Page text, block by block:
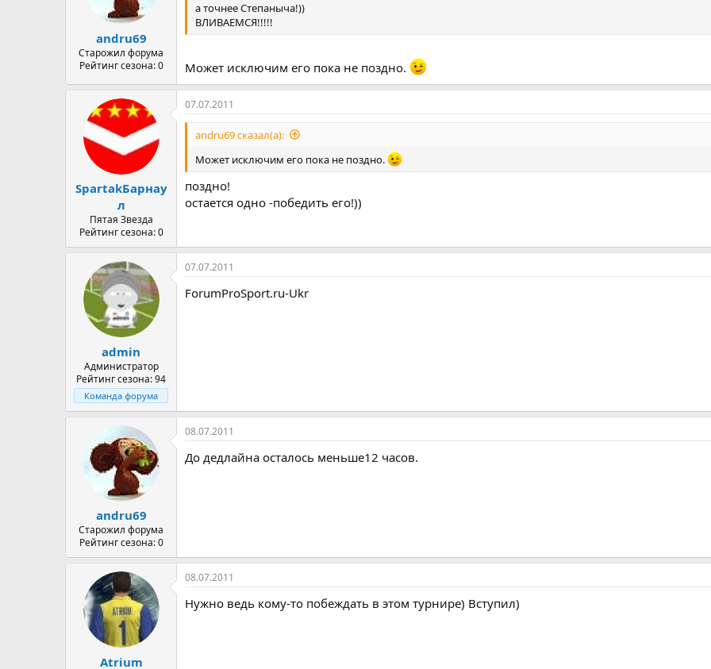
andru69
Старожил форума
Рейтинг сезона: 0
а точнее Степаныча!))
ВЛИВАЕМСЯ!!!!!
Может исключим его пока не поздно.
SpartakБарнау
л
Пятая Звезда
Рейтинг сезона: 0
07.07.2011
andru69 сказал(а):
Может исключим его пока не поздно.
поздно!
остается одно -победить его!))
admin
Администратор
Рейтинг сезона: 94
Команда форума
07.07.2011
ForumProSport.ru-Ukr
andru69
Старожил форума
Рейтинг сезона: 0
08.07.2011
До дедлайна осталось меньше12 часов.
Atrium
08.07.2011
Нужно ведь кому-то побеждать в этом турнире) Вступил)